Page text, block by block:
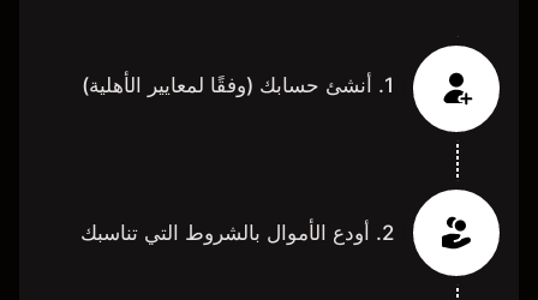
1. أنشئ حسابك (وفقًا لمعايير الأهلية)
2. أودع الأموال بالشروط التي تناسبك